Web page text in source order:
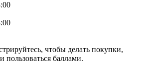
чтобы делать покупки,
пользоваться баллами.